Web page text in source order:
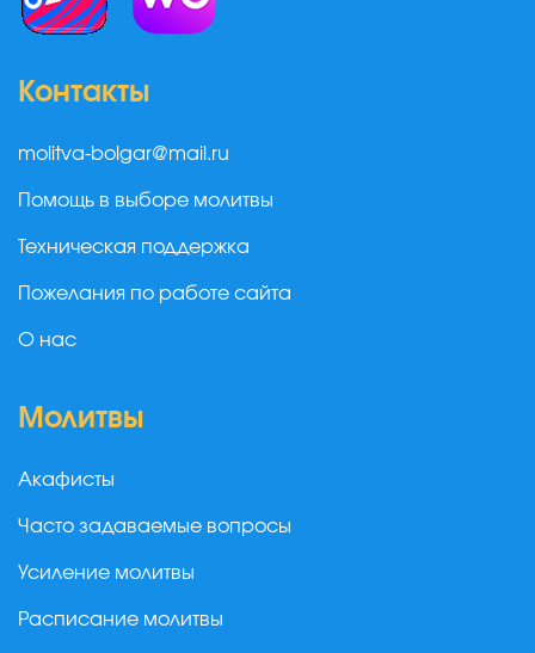
Контакты
molitva-bolgar@mail.ru
Помощь в выборе молитвы
Техническая поддержка
Пожелания по работе сайта
О нас
Молитвы
Акафисты
Часто задаваемые вопросы
Усиление молитвы
Расписание молитвы